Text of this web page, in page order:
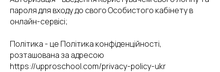
пароля для входу до свого Особистого кабінету в
онлайн-сервісі;
Політика - це Політика конфіденційності,
розташована за адресою
https://upproschool.com/privacy-policy-ukr